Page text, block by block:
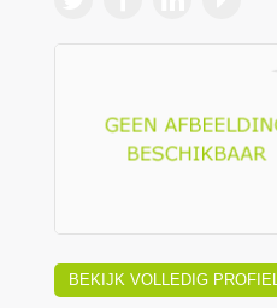
BEKIJK VOLLEDIG PROFIEL